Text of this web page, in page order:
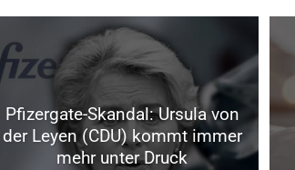
Pfizergate-Skandal: Ursula von
der Leyen (CDU) kommt immer
mehr unter Druck